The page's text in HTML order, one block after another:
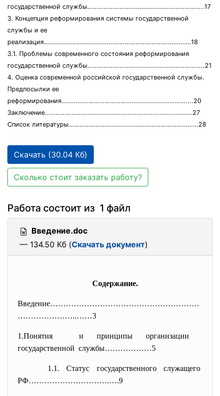
государственной службы………………………………………………………..17
3. Концепция реформирования системы государственной
службы и ее
реализация……………………………………………………………………….18
3.1. Проблемы современного состояния реформирования
государственной службы………………………………………………………..21
4. Оценка современной российской государственной службы.
Предпосылки ее
реформирования……………………………………………………………....20
Заключение……………………………………………………………………….27
Список литературы………………………………………………………………28
Скачать (30.04 Кб)
Сколько стоит заказать работу?
Работа состоит из 1 файл
Введение.doc
— 134.50 Кб (Скачать документ)
Содержание.
Введение…………………………………………………
…………………..……3
1.Понятия и принципы организации
государственной службы………………5
1.1. Статус государственногослужащего
РФ………………………….….9